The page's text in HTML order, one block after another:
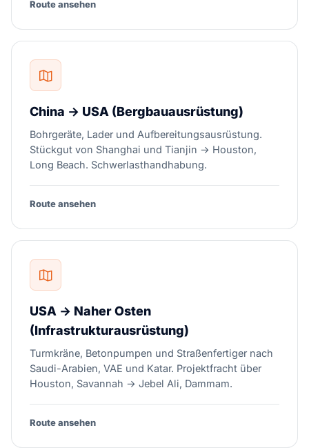
Route ansehen
China → USA (Bergbauausrüstung)
Bohrgeräte, Lader und Aufbereitungsausrüstung.
Stückgut von Shanghai und Tianjin → Houston,
Long Beach. Schwerlasthandhabung.
Route ansehen
USA → Naher Osten
(Infrastrukturausrüstung)
Turmkräne, Betonpumpen und Straßenfertiger nach
Saudi-Arabien, VAE und Katar. Projektfracht über
Houston, Savannah → Jebel Ali, Dammam.
Route ansehen